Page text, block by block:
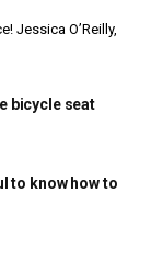
Jessica O’Reilly,
bicycle seat
to know how to